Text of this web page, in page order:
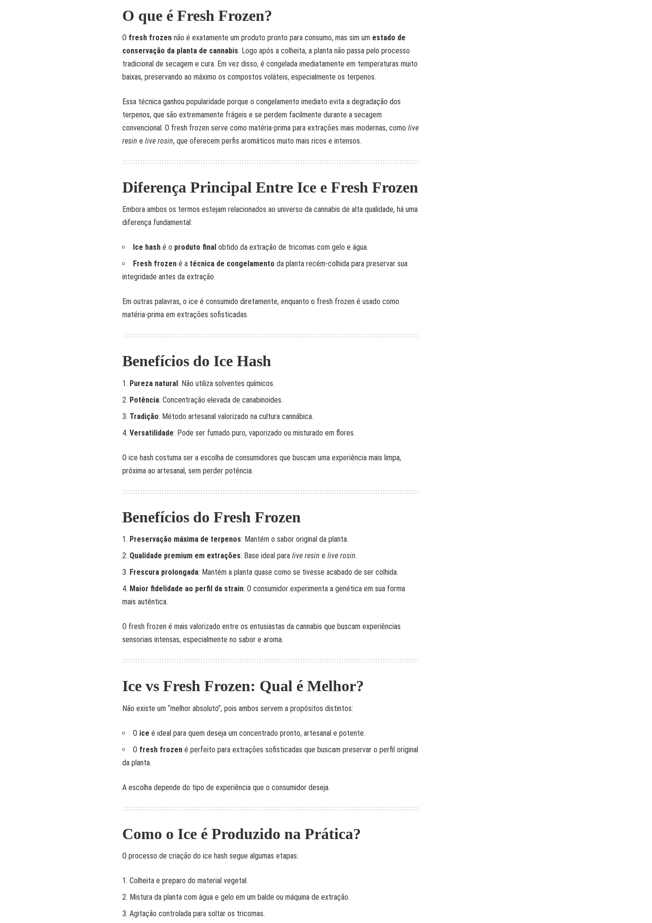
O que é Fresh Frozen?
O fresh frozen não é exatamente um produto pronto para consumo, mas sim um estado de
conservação da planta de cannabis. Logo após a colheita, a planta não passa pelo processo
tradicional de secagem e cura. Em vez disso, é congelada imediatamente em temperaturas muito
baixas, preservando ao máximo os compostos voláteis, especialmente os terpenos.
Essa técnica ganhou popularidade porque o congelamento imediato evita a degradação dos
terpenos, que são extremamente frágeis e se perdem facilmente durante a secagem
convencional. O fresh frozen serve como matéria-prima para extrações mais modernas, como live
resin e live rosin, que oferecem perfis aromáticos muito mais ricos e intensos.
Diferença Principal Entre Ice e Fresh Frozen
Embora ambos os termos estejam relacionados ao universo da cannabis de alta qualidade, há uma
diferença fundamental:
Ice hash é o produto final obtido da extração de tricomas com gelo e água.
Fresh frozen é a técnica de congelamento da planta recém-colhida para preservar sua
integridade antes da extração.
Em outras palavras, o ice é consumido diretamente, enquanto o fresh frozen é usado como
matéria-prima em extrações sofisticadas.
Benefícios do Ice Hash
Pureza natural: Não utiliza solventes químicos.
Potência: Concentração elevada de canabinoides.
Tradição: Método artesanal valorizado na cultura cannábica.
Versatilidade: Pode ser fumado puro, vaporizado ou misturado em flores.
O ice hash costuma ser a escolha de consumidores que buscam uma experiência mais limpa,
próxima ao artesanal, sem perder potência.
Benefícios do Fresh Frozen
Preservação máxima de terpenos: Mantém o sabor original da planta.
Qualidade premium em extrações: Base ideal para live resin e live rosin.
Frescura prolongada: Mantém a planta quase como se tivesse acabado de ser colhida.
Maior fidelidade ao perfil da strain: O consumidor experimenta a genética em sua forma
mais autêntica.
O fresh frozen é mais valorizado entre os entusiastas da cannabis que buscam experiências
sensoriais intensas, especialmente no sabor e aroma.
Ice vs Fresh Frozen: Qual é Melhor?
Não existe um “melhor absoluto”, pois ambos servem a propósitos distintos:
O ice é ideal para quem deseja um concentrado pronto, artesanal e potente.
O fresh frozen é perfeito para extrações sofisticadas que buscam preservar o perfil original
da planta.
A escolha depende do tipo de experiência que o consumidor deseja.
Como o Ice é Produzido na Prática?
O processo de criação do ice hash segue algumas etapas:
Colheita e preparo do material vegetal.
Mistura da planta com água e gelo em um balde ou máquina de extração.
Agitação controlada para soltar os tricomas.